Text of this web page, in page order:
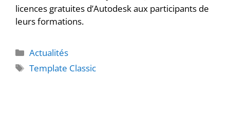
licences gratuites d’Autodesk aux participants de
leurs formations.
Actualités
Template Classic